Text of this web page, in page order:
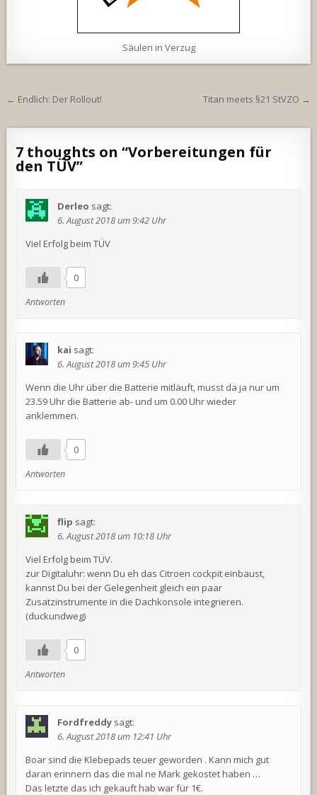
Säulen in Verzug
Beitragsnavigation
← Endlich: Der Rollout! Titan meets §21 StVZO →
7 thoughts on “Vorbereitungen für
den TÜV”
Derleo sagt:
6. August 2018 um 9:42 Uhr
Viel Erfolg beim TÜV
0
Antworten
kai sagt:
6. August 2018 um 9:45 Uhr
Wenn die Uhr über die Batterie mitläuft, musst da ja nur um
23.59 Uhr die Batterie ab- und um 0.00 Uhr wieder
anklemmen.
0
Antworten
flip sagt:
6. August 2018 um 10:18 Uhr
Viel Erfolg beim TÜV.
zur Digitaluhr: wenn Du eh das Citroen cockpit einbaust,
kannst Du bei der Gelegenheit gleich ein paar
Zusatzinstrumente in die Dachkonsole integrieren.
(duckundweg)
0
Antworten
Fordfreddy sagt:
6. August 2018 um 12:41 Uhr
Boar sind die Klebepads teuer geworden . Kann mich gut
daran erinnern das die mal ne Mark gekostet haben …
Das letzte das ich gekauft hab war für 1€.